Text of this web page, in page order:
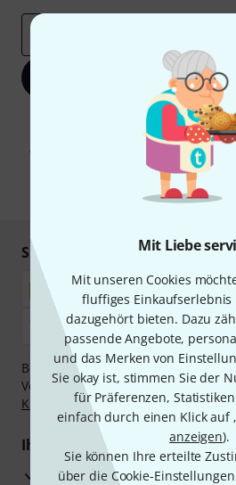
Mit Liebe
Mit unseren Cookies
fluffiges Einkaufserlebnis
dazugehört bieten. Dazu
passende Angebote,
und das Merken von
Sie okay ist, stimmen Sie der
für Präferenzen,
einfach durch einen Klick auf
anzeigen).
Sie können Ihre erteilte
über die Cookie-
Jetzt
Mit Klick auf „Jetzt anmelden“ stimmen
Werbung und einer Messung des E-
Abmeldung ist jederzeit möglich. Weitere
unseren
* Pflichtfeld
Sicher einkaufen & bezahlen
Bezahlen Sie vertraulich und
Vorkasse, PayPal, Amazon Pay,
Klarna Ratenzahlungoder
Ihre Vorteile
3 Jahre Thomann Garantie